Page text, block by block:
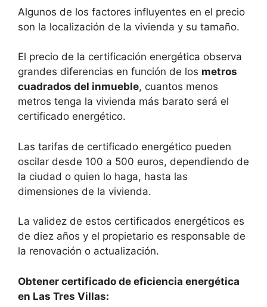
Algunos de los factores influyentes en el precio
son la localización de la vivienda y su tamaño.
El precio de la certificación energética observa
grandes diferencias en función de los metros
cuadrados del inmueble, cuantos menos
metros tenga la vivienda más barato será el
certificado energético.
Las tarifas de certificado energético pueden
oscilar desde 100 a 500 euros, dependiendo de
la ciudad o quien lo haga, hasta las
dimensiones de la vivienda.
La validez de estos certificados energéticos es
de diez años y el propietario es responsable de
la renovación o actualización.
Obtener certificado de eficiencia energética
en Las Tres Villas: